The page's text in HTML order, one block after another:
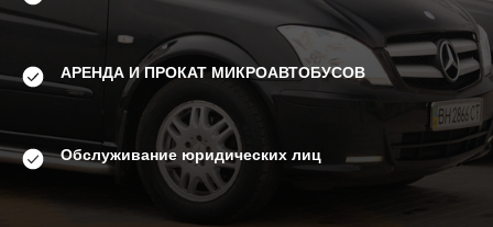
АРЕНДА И ПРОКАТ МИКРОАВТОБУСОВ
Обслуживание юридических лиц